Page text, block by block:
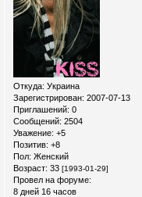
Откуда: Украина
Зарегистрирован: 2007-07-13
Приглашений: 0
Сообщений: 2504
Уважение: +5
Позитив: +8
Пол: Женский
Возраст: 33 [1993-01-29]
Провел на форуме:
8 дней 16 часов